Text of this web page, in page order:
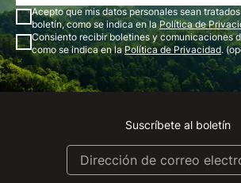
Acepto que mis datos personales sean
boletín, como se indica en laPolítica de
Consiento recibir boletines y comunicaciones
como se indica en laPolítica de Privacidad.
Instagram
Facebook
Linkedin
Youtube
Suscríbete al boletín